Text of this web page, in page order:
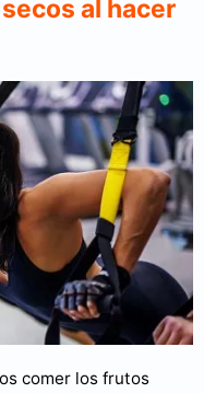
al hacer
comer los frutos